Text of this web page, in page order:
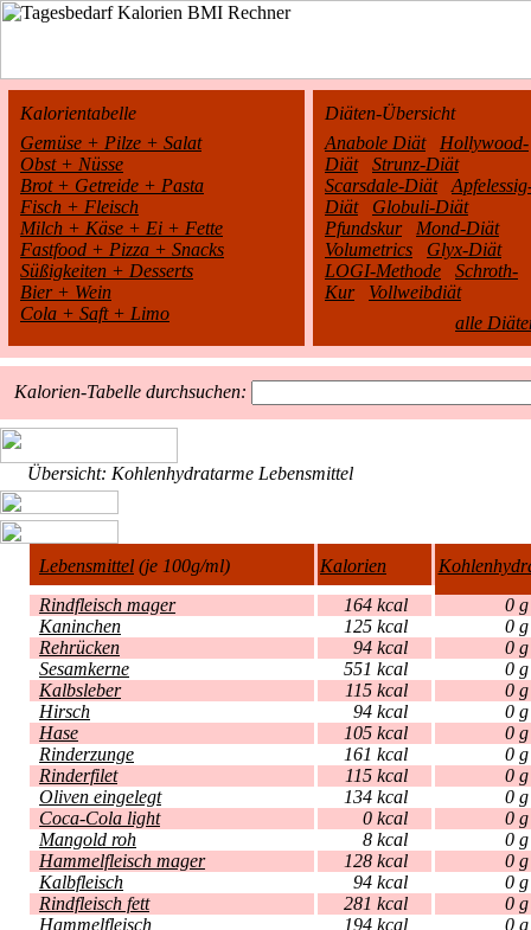
Kalorientabelle
Gemüse + Pilze + Salat
Obst + Nüsse
Brot + Getreide + Pasta
Fisch + Fleisch
Milch + Käse + Ei + Fette
Fastfood + Pizza + Snacks
Süßigkeiten + Desserts
Bier + Wein
Cola + Saft + Limo
Diäten-Übersicht
Anabole Diät
Hollywood-
Diät
Strunz-Diät
Scarsdale-Diät
Diät
Globuli-Diät
Pfundskur
Mond-Diät
Volumetrics
Glyx-Diät
LOGI-Methode
Schroth-
Kur
Vollweibdiät
alle
Kalorien-Tabelle durchsuchen:
Übersicht: Kohlenhydratarme Lebensmittel
Lebensmittel (je 100g/ml) Kalorien
Rindfleisch mager
164 kcal
Kaninchen
125 kcal
Rehrücken
94 kcal
Sesamkerne
551 kcal
Kalbsleber
115 kcal
Hirsch
94 kcal
Hase
105 kcal
Rinderzunge
161 kcal
Rinderfilet
115 kcal
Oliven eingelegt
134 kcal
Coca-Cola light
0 kcal
Mangold roh
8 kcal
Hammelfleisch mager
128 kcal
Kalbfleisch
94 kcal
Rindfleisch fett
281 kcal
Hammelfleisch
194 kcal